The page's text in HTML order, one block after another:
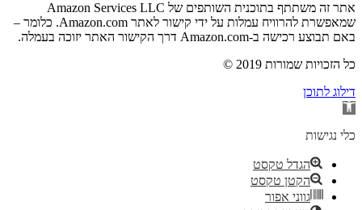
אתר זה משתתף בתוכנית השותפים של Amazon Services LLC
שמאפשרת להרוויח עמלות על ידי קישור לאתר Amazon.com. כלומר –
באם תבוצע רכישה ב-Amazon.com דרך הקישור האתר יזוכה בעמלה.
© 2019 כל הזכויות שמורות
דילוג לתוכן
פתח
נגישות
כלי נגישות
הגדל טקסט
הקטן טקסט
גווני אפור